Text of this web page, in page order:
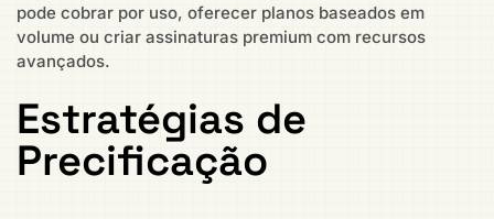
pode cobrar por uso, oferecer planos baseados em
volume ou criar assinaturas premium com recursos
avançados.
Estratégias de
Precificação